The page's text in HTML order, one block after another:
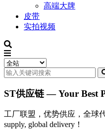
高端大牌
皮带
实拍视频
ST供应链 — Your Best
工厂联盟，优势供应，全球代
supply, global delivery！